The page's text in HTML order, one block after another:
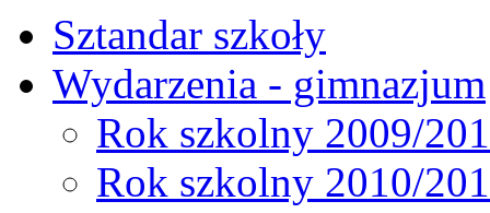
Sztandar szkoły
Wydarzenia - gimnazjum
Rok szkolny 2009/
Rok szkolny 2010/